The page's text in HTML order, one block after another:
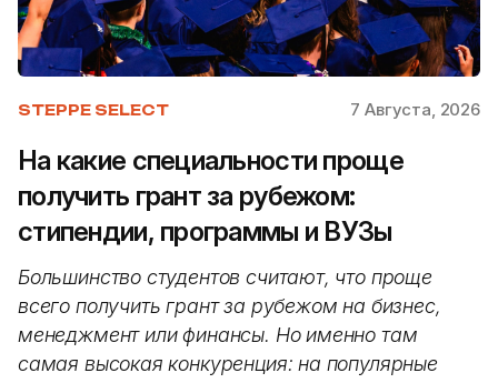
STEPPE SELECT 7 Августа, 2026
На какие специальности проще
получить грант за рубежом:
стипендии, программы и ВУЗы
Большинство студентов считают, что проще
всего получить грант за рубежом на бизнес,
менеджмент или финансы. Но именно там
самая высокая конкуренция: на популярные